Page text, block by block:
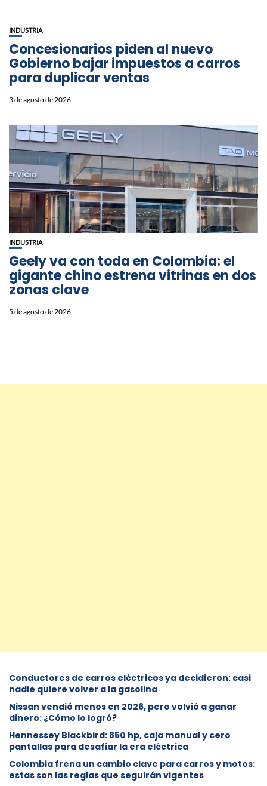
INDUSTRIA
Concesionarios piden al nuevo
Gobierno bajar impuestos a carros
para duplicar ventas
3 de agosto de 2026
INDUSTRIA
Geely va con toda en Colombia: el
gigante chino estrena vitrinas en dos
zonas clave
5 de agosto de 2026
Conductores de carros eléctricos ya decidieron: casi
nadie quiere volver a la gasolina
Nissan vendió menos en 2026, pero volvió a ganar
dinero: ¿Cómo lo logró?
Hennessey Blackbird: 850 hp, caja manual y cero
pantallas para desafiar la era eléctrica
Colombia frena un cambio clave para carros y motos:
estas son las reglas que seguirán vigentes